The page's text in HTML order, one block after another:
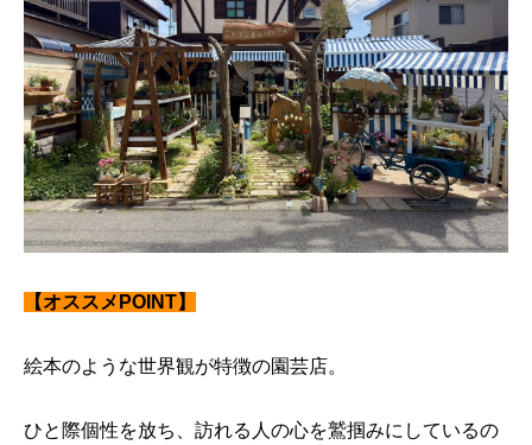
【オススメPOINT】
絵本のような世界観が特徴の園芸店。
ひと際個性を放ち、訪れる人の心を鷲掴みにしているの